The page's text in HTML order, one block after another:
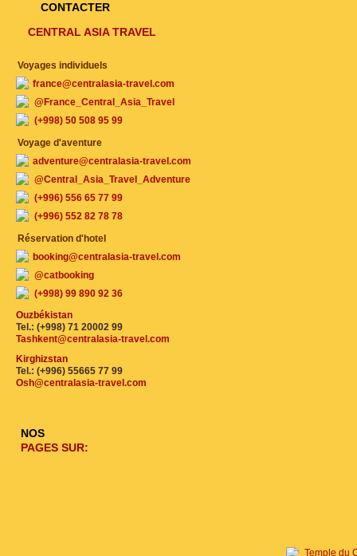
CONTACTER
CENTRAL ASIA TRAVEL
Voyages individuels
france@centralasia-travel.com
@France_Central_Asia_Travel
(+998) 50 508 95 99
Voyage d'aventure
adventure@centralasia-travel.com
@Central_Asia_Travel_Adventure
(+996) 556 65 77 99
(+996) 552 82 78 78
Réservation d'hotel
booking@centralasia-travel.com
@catbooking
(+998) 99 890 92 36
Ouzbékistan
Tel.: (+998) 71 20002 99
Tashkent@centralasia-travel.com
Kirghizstan
Tel.: (+996) 55665 77 99
Osh@centralasia-travel.com
NOS
PAGES SUR: